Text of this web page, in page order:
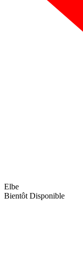
Elbe
Bientôt Disponible